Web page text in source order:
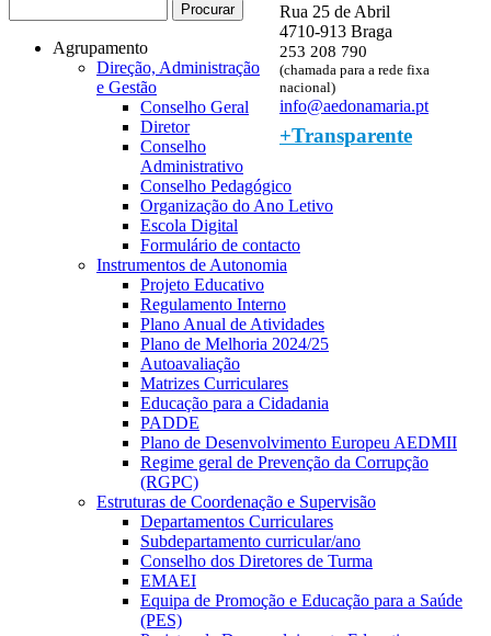
Rua 25 de Abril
4710-913 Braga
253 208 790
(chamada para a rede fixa
nacional)
info@aedonamaria.pt
+Transparente
Formulário de procura
Agrupamento
Direção, Administração
e Gestão
Conselho Geral
Diretor
Conselho
Administrativo
Conselho Pedagógico
Organização do Ano Letivo
Escola Digital
Formulário de contacto
Instrumentos de Autonomia
Projeto Educativo
Regulamento Interno
Plano Anual de Atividades
Plano de Melhoria 2024/25
Autoavaliação
Matrizes Curriculares
Educação para a Cidadania
PADDE
Plano de Desenvolvimento Europeu AEDMII
Regime geral de Prevenção da Corrupção
(RGPC)
Estruturas de Coordenação e Supervisão
Departamentos Curriculares
Subdepartamento curricular/ano
Conselho dos Diretores de Turma
EMAEI
Equipa de Promoção e Educação para a Saúde
(PES)